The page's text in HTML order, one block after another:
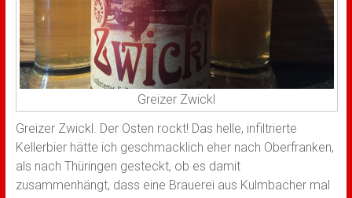
Greizer Zwickl
Greizer Zwickl. Der Osten rockt! Das helle, infiltrierte
Kellerbier hätte ich geschmacklich eher nach Oberfranken,
als nach Thüringen gesteckt, ob es damit
zusammenhängt, dass eine Brauerei aus Kulmbacher mal